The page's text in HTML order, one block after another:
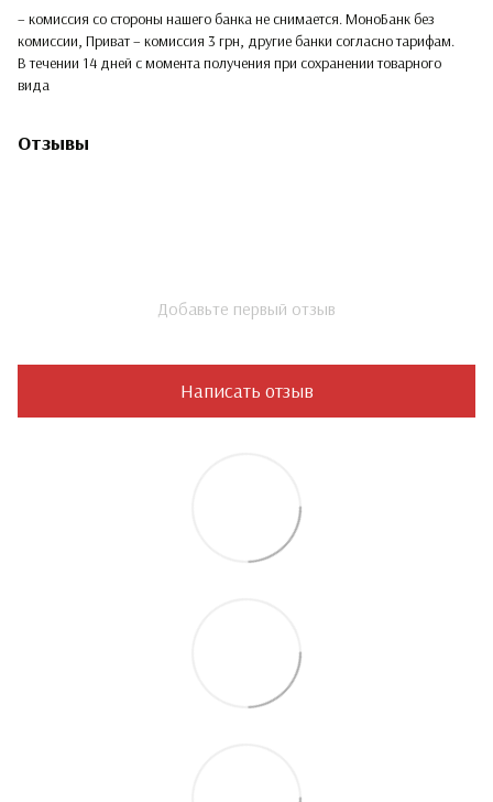
– комиссия со стороны нашего банка не снимается. МоноБанк без
комиссии, Приват – комиссия 3 грн, другие банки согласно тарифам.
В течении 14 дней с момента получения при сохранении товарного
вида
Отзывы
Добавьте первый отзыв
Написать отзыв